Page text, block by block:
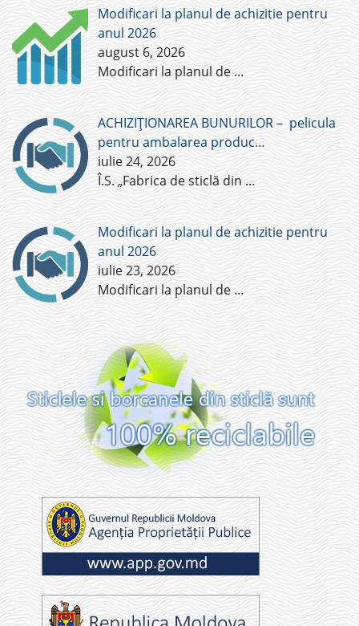
Modificari la planul de achizitie pentru
anul 2026
august 6, 2026
Modificari la planul de ...
ACHIZIȚIONAREA BUNURILOR – pelicula
pentru ambalarea produc…
iulie 24, 2026
Î.S. „Fabrica de sticlă din ...
Modificari la planul de achizitie pentru
anul 2026
iulie 23, 2026
Modificari la planul de ...